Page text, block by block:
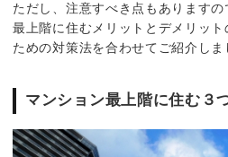
ただし、注意すべき点もあります
最上階に住むメリットとデメリッ
ための対策法を合わせてご紹介しま
マンション最上階に住む３